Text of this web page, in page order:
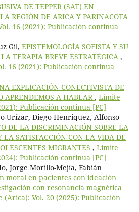
DE TEPPER (SAT) EN
REGIÓN DE ARICA Y PARINACOTA
16 (2021): Publicación continua
Gil, EPISTEMOLOGÍA SOFISTA Y SU
TERAPIA BREVE ESTRATÉGICA ,
16 (2021): Publicación continua
EXPLICACIÓN CONECTIVISTA DE
APRENDEMOS A HABLAR , Límite
Publicación continua [PC]
Urízar, Diego Henriquez, Alfonso
DE LA DISCRIMINACIÓN SOBRE LA
LA SATISFACCIÓN CON LA VIDA DE
MIGRANTES , Límite
Publicación continua [PC]
Jorge Morillo-Mejía, Fabián
moral en pacientes con ideación
con resonancia magnética
(Arica): Vol. 20 (2025): Publicación